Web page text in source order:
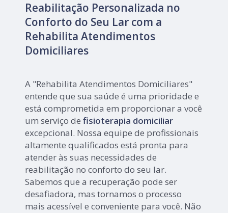
Reabilitação Personalizada no
Conforto do Seu Lar com a
Rehabilita Atendimentos
Domiciliares
A "Rehabilita Atendimentos Domiciliares"
entende que sua saúde é uma prioridade e
está comprometida em proporcionar a você
um serviço defisioterapia domiciliar
excepcional. Nossa equipe de profissionais
altamente qualificados está pronta para
atender às suas necessidades de
reabilitação no conforto do seu lar.
Sabemos que a recuperação pode ser
desafiadora, mas tornamos o processo
mais acessível e conveniente para você. Não